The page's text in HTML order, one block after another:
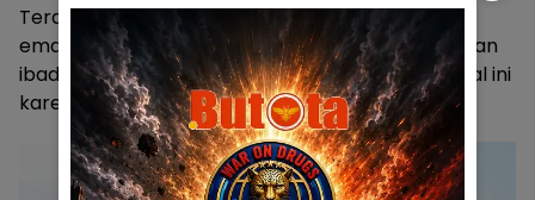
Terakhir, Anton menambahkan bahwa investasi
emas bisa menjadi solusi untuk kesiapan pelunasan
ibadah haji yang masa tunggunya 15-20 tahun. Hal ini
karena nilai emas terus naik tiap tahunnya.[*]